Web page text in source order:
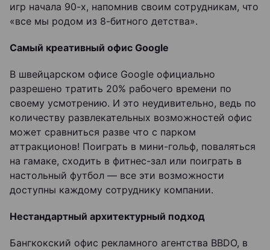
игр начала 90-х, напомнив своим сотрудникам, что
«все мы родом из 8-битного детства».
Самый креативный офис Google
В швейцарском офисе Google официально
разрешено тратить 20% рабочего времени по
своему усмотрению. И это неудивительно, ведь по
количеству развлекательных возможностей офис
может сравниться разве что с парком
аттракционов! Поиграть в мини-гольф, поваляться
на гамаке, сходить в фитнес-зал или поиграть в
настольный футбол — все эти возможности
доступны каждому сотруднику компании.
Нестандартный архитектурный подход
Бангкокский офис рекламного агентства BBDO, в